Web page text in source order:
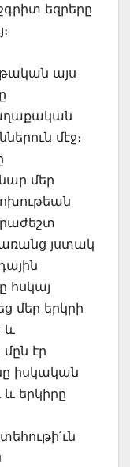
եզրերը
այս
մէջ։
մեր
յստակ
հսկայ
մեր երկրի
և
էր
իսկական
երկիրը